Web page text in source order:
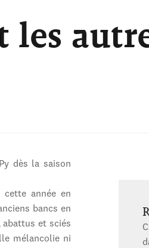
les
dès la saison
cette année en
bancs en
abattus et sciés
mélancolie ni